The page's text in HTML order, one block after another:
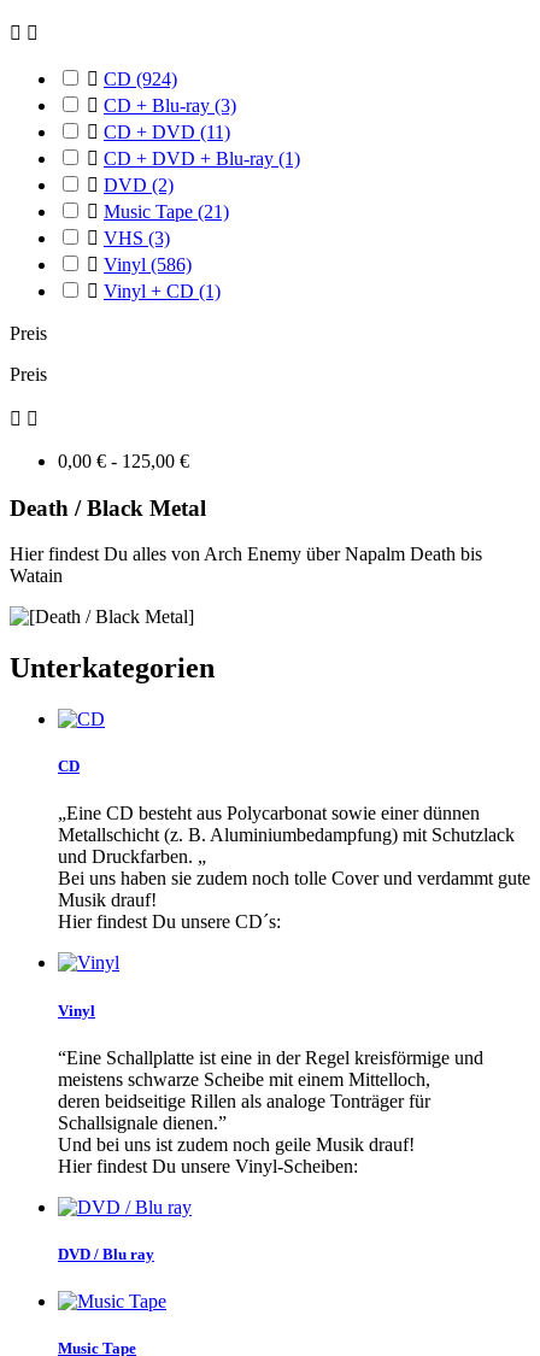
 
 CD (924)
 CD + Blu-ray (3)
 CD + DVD (11)
 CD + DVD + Blu-ray (1)
 DVD (2)
 Music Tape (21)
 VHS (3)
 Vinyl (586)
 Vinyl + CD (1)
Preis
Preis
 
0,00 € - 125,00 €
Death / Black Metal
Hier findest Du alles von Arch Enemy über Napalm Death bis
Watain
Unterkategorien
CD
„Eine CD besteht aus Polycarbonat sowie einer dünnen
Metallschicht (z. B. Aluminiumbedampfung) mit Schutzlack
und Druckfarben. „
Bei uns haben sie zudem noch tolle Cover und verdammt gute
Musik drauf!
Hier findest Du unsere CD´s:
Vinyl
“Eine Schallplatte ist eine in der Regel kreisförmige und
meistens schwarze Scheibe mit einem Mittelloch,
deren beidseitige Rillen als analoge Tonträger für
Schallsignale dienen.”
Und bei uns ist zudem noch geile Musik drauf!
Hier findest Du unsere Vinyl-Scheiben:
DVD / Blu ray
Music Tape